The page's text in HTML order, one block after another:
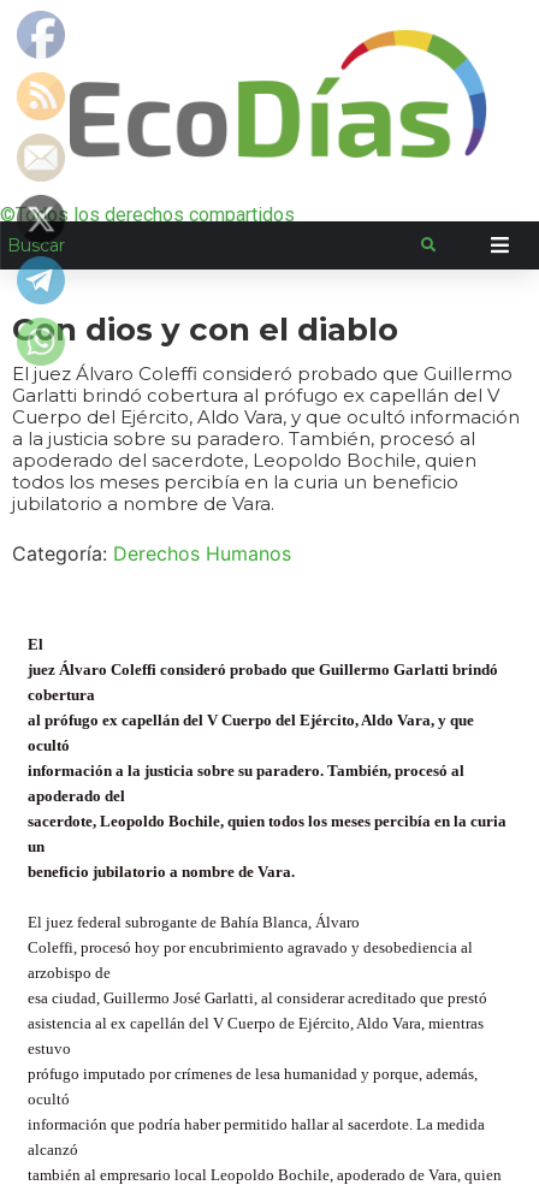
©Todos los derechos compartidos
Con dios y con el diablo
El juez Álvaro Coleffi consideró probado que Guillermo
Garlatti brindó cobertura al prófugo ex capellán del V
Cuerpo del Ejército, Aldo Vara, y que ocultó información
a la justicia sobre su paradero. También, procesó al
apoderado del sacerdote, Leopoldo Bochile, quien
todos los meses percibía en la curia un beneficio
jubilatorio a nombre de Vara.
Categoría: Derechos Humanos
El
juez Álvaro Coleffi consideró probado que Guillermo Garlatti brindó
cobertura
al prófugo ex capellán del V Cuerpo del Ejército, Aldo Vara, y que
ocultó
información a la justicia sobre su paradero. También, procesó al
apoderado del
sacerdote, Leopoldo Bochile, quien todos los meses percibía en la curia
un
beneficio jubilatorio a nombre de Vara.
El juez federal subrogante de Bahía Blanca, Álvaro
Coleffi, procesó hoy por encubrimiento agravado y desobediencia al
arzobispo de
esa ciudad, Guillermo José Garlatti, al considerar acreditado que prestó
asistencia al ex capellán del V Cuerpo de Ejército, Aldo Vara, mientras
estuvo
prófugo imputado por crímenes de lesa humanidad y porque, además,
ocultó
información que podría haber permitido hallar al sacerdote. La medida
alcanzó
también al empresario local Leopoldo Bochile, apoderado de Vara, quien